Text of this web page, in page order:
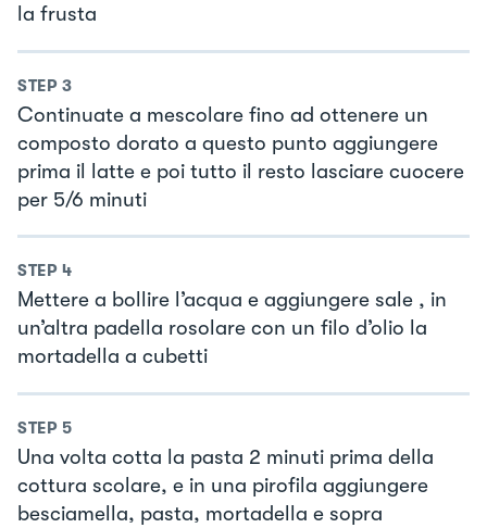
la frusta
STEP 3
Continuate a mescolare fino ad ottenere un
composto dorato a questo punto aggiungere
prima il latte e poi tutto il resto lasciare cuocere
per 5/6 minuti
STEP 4
Mettere a bollire l’acqua e aggiungere sale , in
un’altra padella rosolare con un filo d’olio la
mortadella a cubetti
STEP 5
Una volta cotta la pasta 2 minuti prima della
cottura scolare, e in una pirofila aggiungere
besciamella, pasta, mortadella e sopra